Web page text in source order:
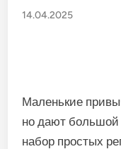
14.04.2025
Маленькие
но дают
набор простых